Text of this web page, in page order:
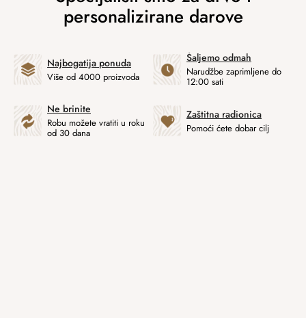
Najbogatija ponuda
Više od 4000 proizvoda
Šaljemo odmah
Narudžbe zaprimljene do
12:00 sati
Ne brinite
Robu možete vratiti u roku
od 30 dana
Zaštitna radionica
Pomoći ćete dobar cilj